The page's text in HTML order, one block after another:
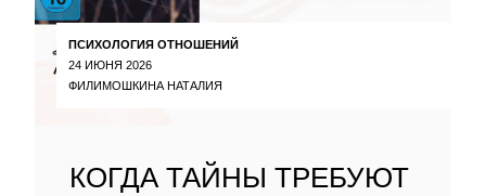
ПСИХОЛОГИЯ ОТНОШЕНИЙ
24 ИЮНЯ 2026
ФИЛИМОШКИНА НАТАЛИЯ
КОГДА ТАЙНЫ ТРЕБУЮТ